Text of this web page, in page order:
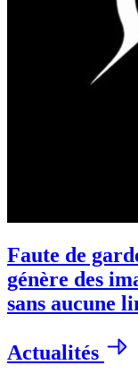
Faute de
génère des
sans aucune
Actualités